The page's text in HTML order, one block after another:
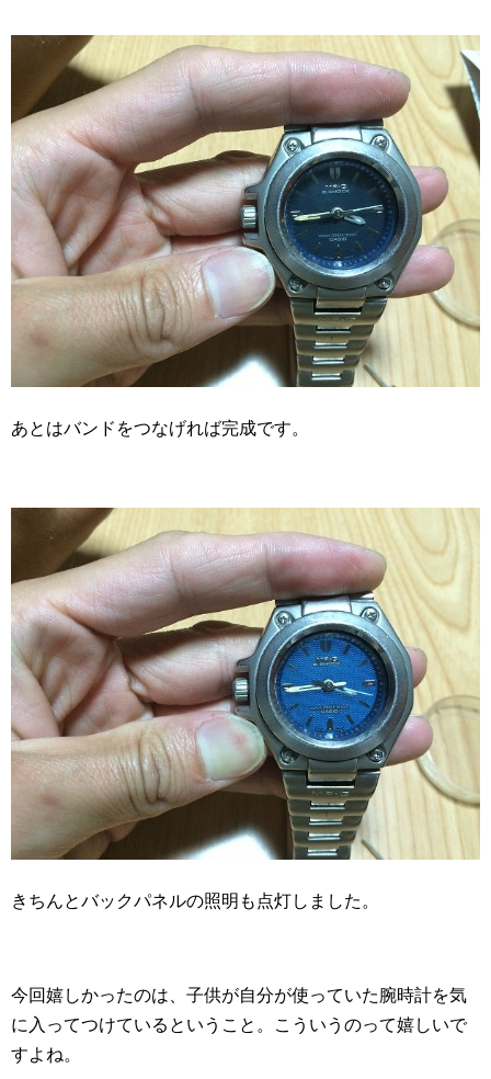
あとはバンドをつなげれば完成です。
きちんとバックパネルの照明も点灯しました。
今回嬉しかったのは、子供が自分が使っていた腕時計を気
に入ってつけているということ。こういうのって嬉しいで
すよね。